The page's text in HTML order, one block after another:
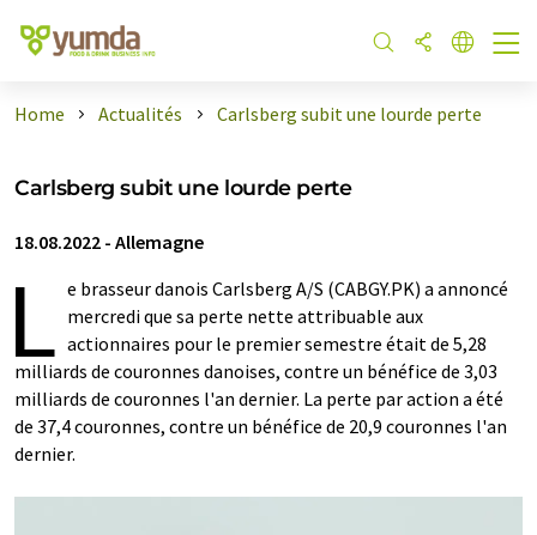
Home Actualités Carlsberg subit une lourde perte
Carlsberg subit une lourde perte
18.08.2022 - Allemagne
L e brasseur danois Carlsberg A/S (CABGY.PK) a annoncé
mercredi que sa perte nette attribuable aux
actionnaires pour le premier semestre était de 5,28
milliards de couronnes danoises, contre un bénéfice de 3,03
milliards de couronnes l'an dernier. La perte par action a été
de 37,4 couronnes, contre un bénéfice de 20,9 couronnes l'an
dernier.